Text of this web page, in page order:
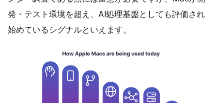
発・テスト環境を超え、AI処理基盤としても評価され
始めているシグナルといえます。